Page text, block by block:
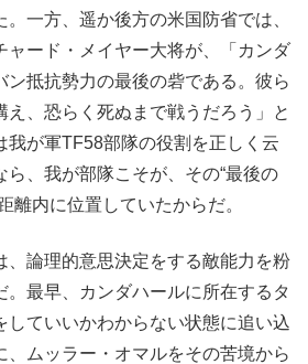
一方、遥か後方の米国防省では、
ャード・メイヤー大将が、「カンダ
ン抵抗勢力の最後の砦である。彼ら
え、恐らく死ぬまで戦うだろう」と
我が軍TF58部隊の役割を正しく云
ら、我が部隊こそが、その“最後の
離内に位置していたからだ。
、論理的意思決定をする敵能力を粉
。最早、カンダハールに所在するタ
していいかわからない状態に追い込
、ムッラー・オマルをその苦境から